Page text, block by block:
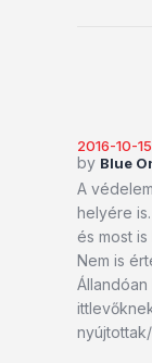
2016-10-15
by Blue
A
helyére
és most
Nem is